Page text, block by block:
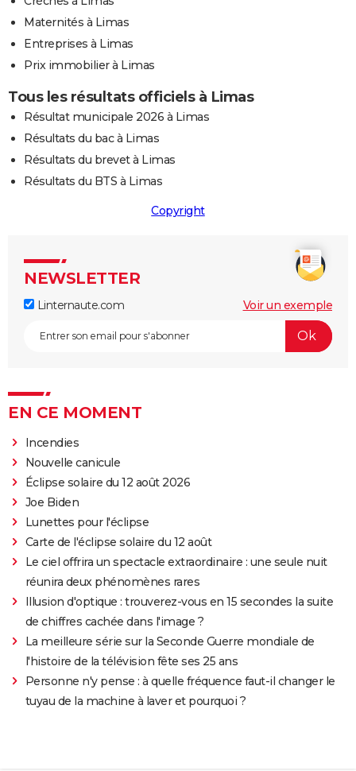
Maternités à Limas
Entreprises à Limas
Prix immobilier à Limas
Tous les résultats officiels à Limas
Résultat municipale 2026 à Limas
Résultats du bac à Limas
Résultats du brevet à Limas
Résultats du BTS à Limas
Copyright
NEWSLETTER
Linternaute.com Voir un exemple
EN CE MOMENT
Incendies
Nouvelle canicule
Éclipse solaire du 12 août 2026
Joe Biden
Lunettes pour l'éclipse
Carte de l'éclipse solaire du 12 août
Le ciel offrira un spectacle extraordinaire : une seule nuit
réunira deux phénomènes rares
Illusion d'optique : trouverez-vous en 15 secondes la suite
de chiffres cachée dans l'image ?
La meilleure série sur la Seconde Guerre mondiale de
l'histoire de la télévision fête ses 25 ans
Personne n'y pense : à quelle fréquence faut-il changer le
tuyau de la machine à laver et pourquoi ?